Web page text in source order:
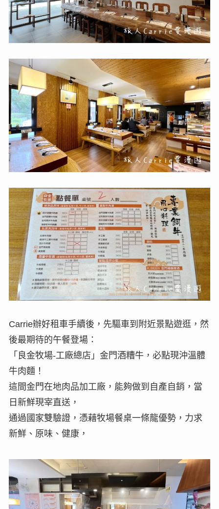
Carrie辦好租車手續後，先驅車到附近景點遊逛，然
後最期待的午餐登場：
「良金牧場-工廠總店」金門酒糟牛，必點現沖溫體
牛肉麵！
這間金門在地肉品加工廠，能夠做到自產自銷，當
日新鮮現宰直送，
通過國家雙驗證，憑藉牧場餐桌一條龍優勢，力求
新鮮、原味、健康，